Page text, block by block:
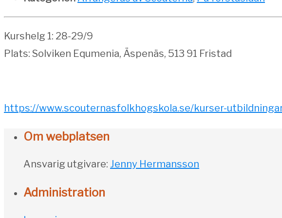
Kurshelg 1: 28-29/9
Plats: Solviken Equmenia, Äspenäs, 513 91 Fristad
https://www.scouternasfolkhogskola.se/kurser-
Om webplatsen
Ansvarig utgivare: Jenny Hermansson
Administration